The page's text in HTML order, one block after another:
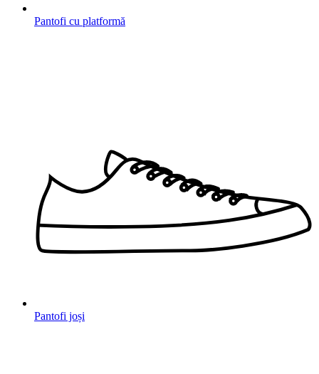
Pantofi cu platformă
Pantofi joși